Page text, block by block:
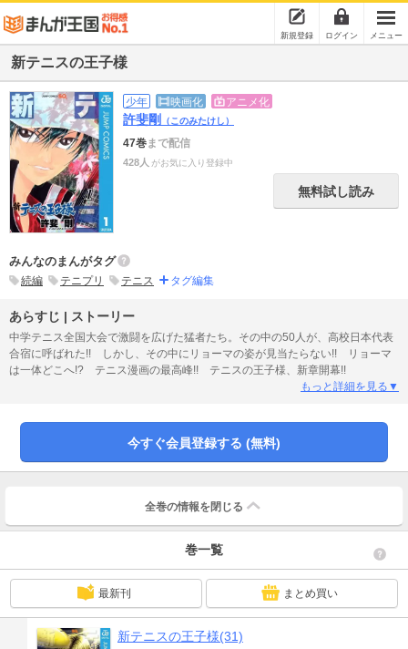
新規登録 ログイン メニュー
新テニスの王子様
少年 映画化 アニメ化
許斐剛 （このみたけし）
47巻まで配信
428人 がお気に入り登録中
無料試し読み
みんなのまんがタグ
続編 テニプリ テニス タグ編集
あらすじ | ストーリー
中学テニス全国大会で激闘を広げた猛者たち。その中の50人が、高校日本代表
合宿に呼ばれた!! しかし、その中にリョーマの姿が見当たらない!! リョーマ
は一体どこへ!? テニス漫画の最高峰!! テニスの王子様、新章開幕!!
もっと詳細を見る▼
今すぐ会員登録する (無料)
全巻の情報を 閉じる
巻一覧
最新刊 まとめ買い
新テニスの王子様(31)